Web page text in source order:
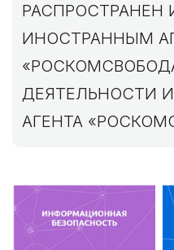
РАСПРОСТРАНЕН
ИНОСТРАННЫМ
ДЕЯТЕЛЬНОСТИ
АГЕНТА